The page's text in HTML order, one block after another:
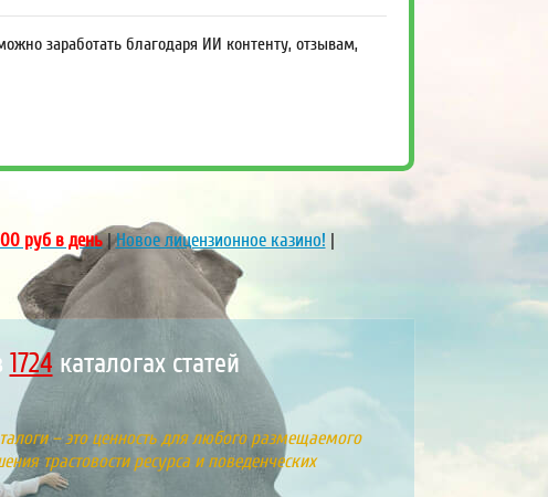
заработать благодаря ИИ контенту, отзывам,
руб в день|Новое лицензионное казино! |
1999 каталогах статей
– это ценность для любого размещаемого
трастовости ресурса и поведенческих